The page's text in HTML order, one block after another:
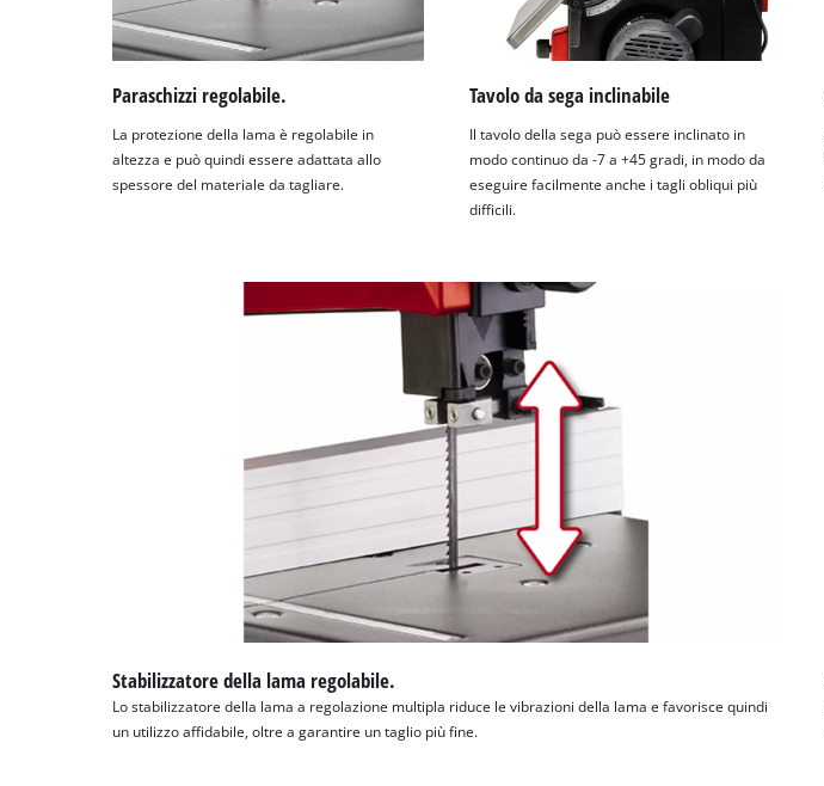
Paraschizzi regolabile.
La protezione della lama è regolabile in
altezza e può quindi essere adattata allo
spessore del materiale da tagliare.
Tavolo da sega inclinabile
Il tavolo della sega può essere inclinato in
modo continuo da -7 a +45 gradi, in modo da
eseguire facilmente anche i tagli obliqui più
difficili.
Stabilizzatore della lama regolabile.
Lo stabilizzatore della lama a regolazione multipla riduce le vibrazioni della lama e favorisce quindi
un utilizzo affidabile, oltre a garantire un taglio più fine.